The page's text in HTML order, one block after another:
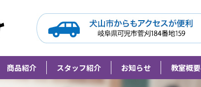
Grip Meister（旧柘植卓球教室）
商品紹介 スタッフ紹介 お知らせ 教室概要